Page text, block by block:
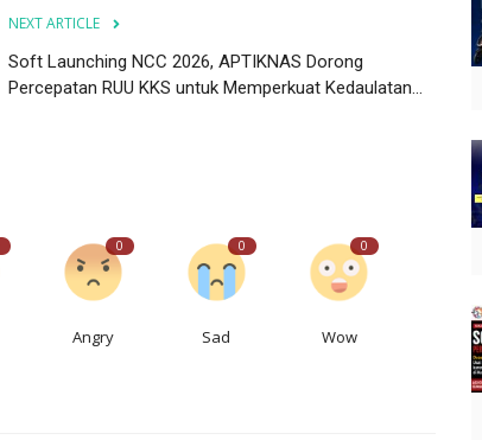
NEXT ARTICLE
Soft Launching NCC 2026, APTIKNAS Dorong
Percepatan RUU KKS untuk Memperkuat Kedaulatan...
0
Angry
0
Sad
0
Wow